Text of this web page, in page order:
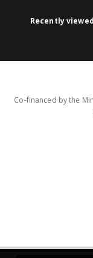
Recently viewed
Co-financed by the